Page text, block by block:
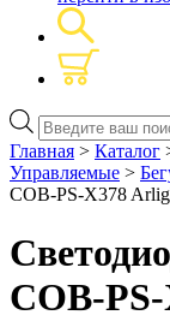
Поиск
товаров
Главная > Каталог
Управляемые >
COB-PS-X378
COB-